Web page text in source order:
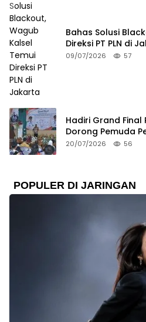
Bahas Solusi
Direksi PT PLN di
09/07/2026 57
Hadiri Grand Final
Dorong Pemuda
20/07/2026 56